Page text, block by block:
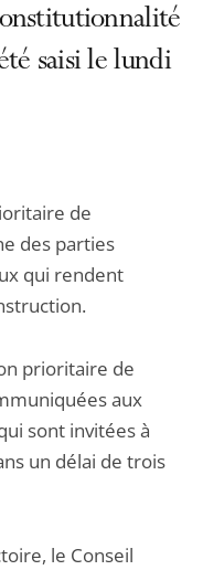
saisi le lundi
de
des parties
qui rendent
prioritaire de
aux
sont invitées à
un délai de trois
le Conseil